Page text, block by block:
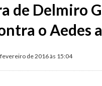
de Delmiro
o Aedes
de 2016 às 15:04